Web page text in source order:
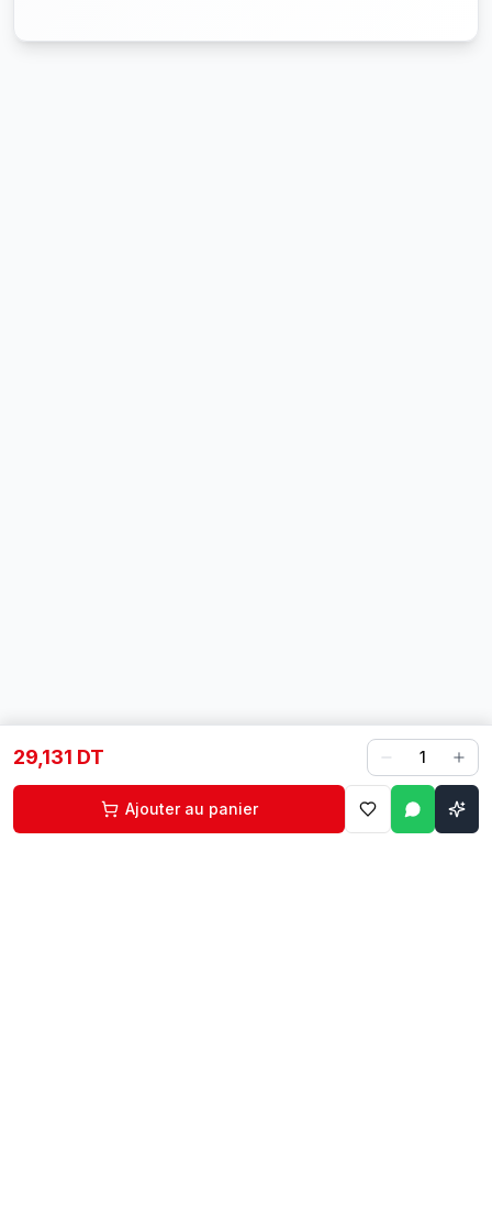
29,131 DT 1
Ajouter au panier